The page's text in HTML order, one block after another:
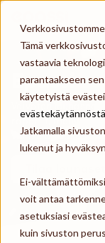
Tämä
vastaavia
parantaakseen
käytetyistä
evästekäytännöstä
Jatkamalla
lukenut ja
Ei-
voit antaa
asetuksiasi
kuin sivuston
Skip to content
Työnantaja
Työntekijä
Meistä
Kirjaudu
Epassi
Vaivaton
raportit,
Valitse oikeasti